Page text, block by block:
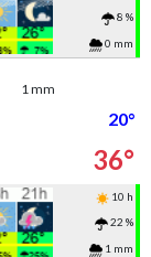
8 %
0 mm
1 mm
20°
36°
10 h
22 %
1 mm